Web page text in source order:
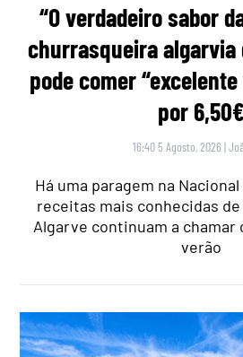
“O verdadeiro sabor
churrasqueira algarvia
pode comer
por 6,50€
16:40 5 Agosto, 2026 |
Há uma paragem na
receitas mais conhecidas
Algarve continuam a
verão